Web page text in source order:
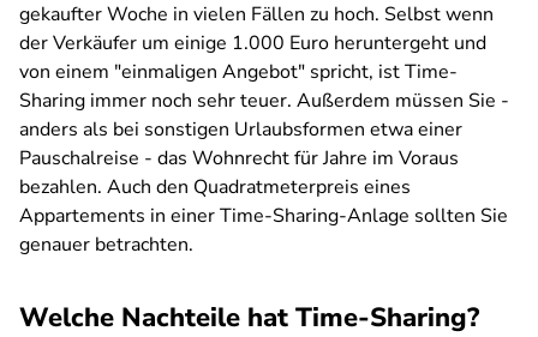
gekaufter Woche in vielen Fällen zu hoch. Selbst wenn
der Verkäufer um einige 1.000 Euro heruntergeht und
von einem "einmaligen Angebot" spricht, ist Time-
Sharing immer noch sehr teuer. Außerdem müssen Sie -
anders als bei sonstigen Urlaubsformen etwa einer
Pauschalreise - das Wohnrecht für Jahre im Voraus
bezahlen. Auch den Quadratmeterpreis eines
Appartements in einer Time-Sharing-Anlage sollten Sie
genauer betrachten.
Welche Nachteile hat Time-Sharing?